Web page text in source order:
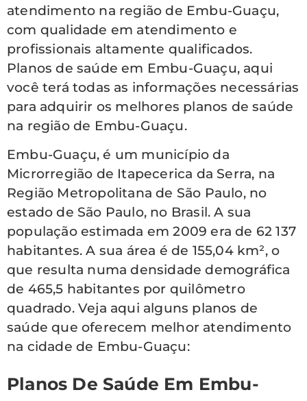
atendimento na região de Embu-Guaçu,
com qualidade em atendimento e
profissionais altamente qualificados.
Planos de saúde em Embu-Guaçu, aqui
você terá todas as informações necessárias
para adquirir os melhores planos de saúde
na região de Embu-Guaçu.
Embu-Guaçu, é um município da
Microrregião de Itapecerica da Serra, na
Região Metropolitana de São Paulo, no
estado de São Paulo, no Brasil. A sua
população estimada em 2009 era de 62 137
habitantes. A sua área é de 155,04 km², o
que resulta numa densidade demográfica
de 465,5 habitantes por quilômetro
quadrado. Veja aqui alguns planos de
saúde que oferecem melhor atendimento
na cidade de Embu-Guaçu:
Planos De Saúde Em Embu-